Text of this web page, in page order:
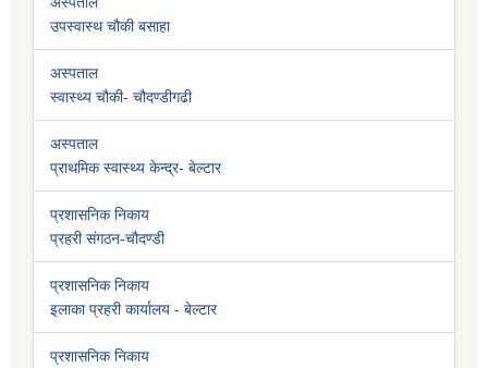
उपस्वास्थ चौकी बसाहा
अस्पताल
स्वास्थ्य चौकी- चौदण्डीगढी
अस्पताल
प्राथमिक स्वास्थ्य केन्द्र- बेल्टार
प्रशासनिक निकाय
प्रहरी संगठन-चौदण्डी
प्रशासनिक निकाय
इलाका प्रहरी कार्यालय - बेल्टार
प्रशासनिक निकाय